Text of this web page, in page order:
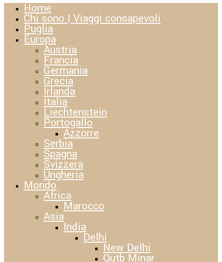
Home
Chi sono | Viaggi consapevoli
Puglia
Europa
Austria
Francia
Germania
Grecia
Irlanda
Italia
Liechtenstein
Portogallo
Azzorre
Serbia
Spagna
Svizzera
Ungheria
Mondo
Africa
Marocco
Asia
India
Delhi
New Delhi
Qutb Minar